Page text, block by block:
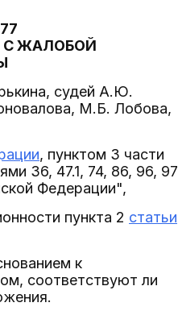
С ЖАЛОБОЙ
судей А.Ю.
М.Б. Лобова,
, пунктом 3 части
36, 47.1, 74, 86, 96, 97
Федерации",
пункта 2 статьи
к
соответствуют ли